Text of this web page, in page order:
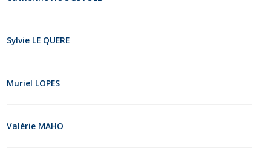
Sylvie LE QUERE
Muriel LOPES
Valérie MAHO